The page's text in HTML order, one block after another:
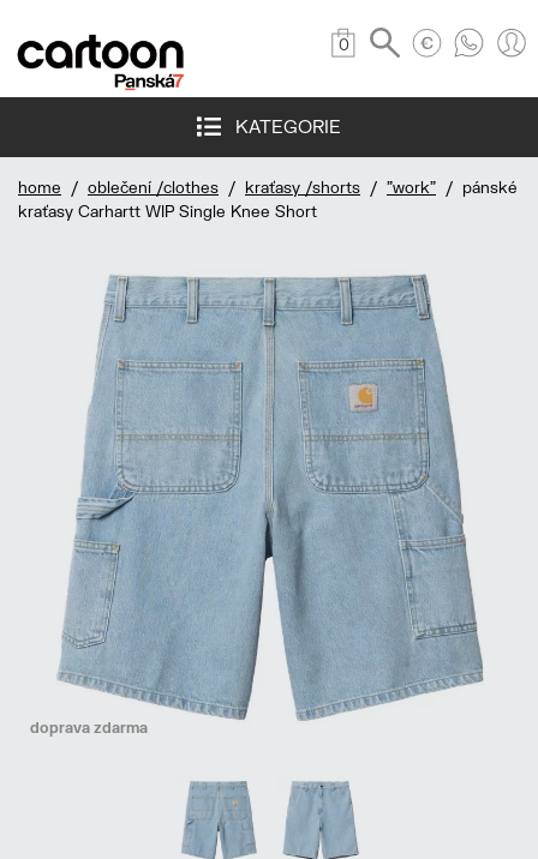
0
KATEGORIE
home / oblečení /clothes / kraťasy /shorts / "work" / pánské
kraťasy Carhartt WIP Single Knee Short
doprava zdarma